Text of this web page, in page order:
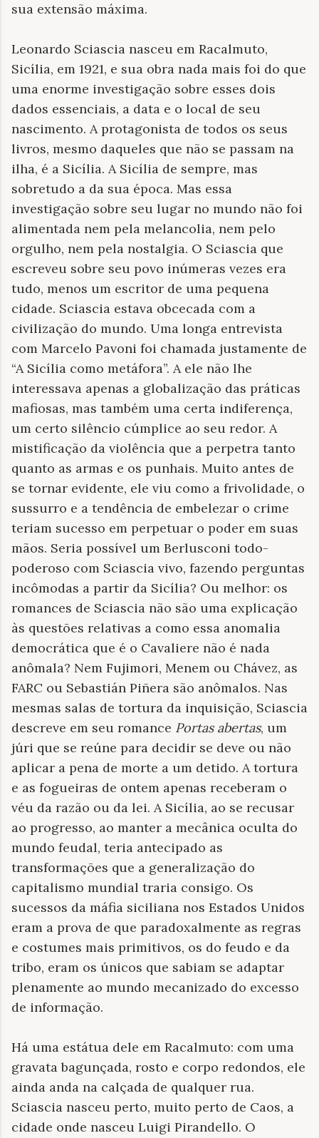
sua extensão máxima.
Leonardo Sciascia nasceu em Racalmuto,
Sicília, em 1921, e sua obra nada mais foi do que
uma enorme investigação sobre esses dois
dados essenciais, a data e o local de seu
nascimento. A protagonista de todos os seus
livros, mesmo daqueles que não se passam na
ilha, é a Sicília. A Sicília de sempre, mas
sobretudo a da sua época. Mas essa
investigação sobre seu lugar no mundo não foi
alimentada nem pela melancolia, nem pelo
orgulho, nem pela nostalgia. O Sciascia que
escreveu sobre seu povo inúmeras vezes era
tudo, menos um escritor de uma pequena
cidade. Sciascia estava obcecada com a
civilização do mundo. Uma longa entrevista
com Marcelo Pavoni foi chamada justamente de
“A Sicília como metáfora”. A ele não lhe
interessava apenas a globalização das práticas
mafiosas, mas também uma certa indiferença,
um certo silêncio cúmplice ao seu redor. A
mistificação da violência que a perpetra tanto
quanto as armas e os punhais. Muito antes de
se tornar evidente, ele viu como a frivolidade, o
sussurro e a tendência de embelezar o crime
teriam sucesso em perpetuar o poder em suas
mãos. Seria possível um Berlusconi todo-
poderoso com Sciascia vivo, fazendo perguntas
incômodas a partir da Sicília? Ou melhor: os
romances de Sciascia não são uma explicação
às questões relativas a como essa anomalia
democrática que é o Cavaliere não é nada
anômala? Nem Fujimori, Menem ou Chávez, as
FARC ou Sebastián Piñera são anômalos. Nas
mesmas salas de tortura da inquisição, Sciascia
descreve em seu romance Portas abertas, um
júri que se reúne para decidir se deve ou não
aplicar a pena de morte a um detido. A tortura
e as fogueiras de ontem apenas receberam o
véu da razão ou da lei. A Sicília, ao se recusar
ao progresso, ao manter a mecânica oculta do
mundo feudal, teria antecipado as
transformações que a generalização do
capitalismo mundial traria consigo. Os
sucessos da máfia siciliana nos Estados Unidos
eram a prova de que paradoxalmente as regras
e costumes mais primitivos, os do feudo e da
tribo, eram os únicos que sabiam se adaptar
plenamente ao mundo mecanizado do excesso
de informação.
Há uma estátua dele em Racalmuto: com uma
gravata bagunçada, rosto e corpo redondos, ele
ainda anda na calçada de qualquer rua.
Sciascia nasceu perto, muito perto de Caos, a
cidade onde nasceu Luigi Pirandello. O